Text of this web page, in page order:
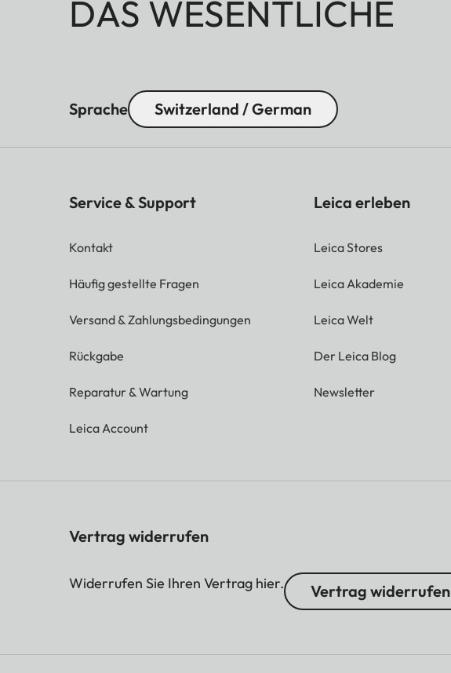
DAS WESENTLICHE
Sprache Switzerland / German
Service & Support
Kontakt
Häufig gestellte Fragen
Versand & Zahlungsbedingungen
Rückgabe
Reparatur & Wartung
Leica Account
Leica erleben
Leica Stores
Leica Akademie
Leica Welt
Der Leica Blog
Newsletter
Vertrag widerrufen
Widerrufen Sie Ihren Vertrag hier. Vertrag widerrufen